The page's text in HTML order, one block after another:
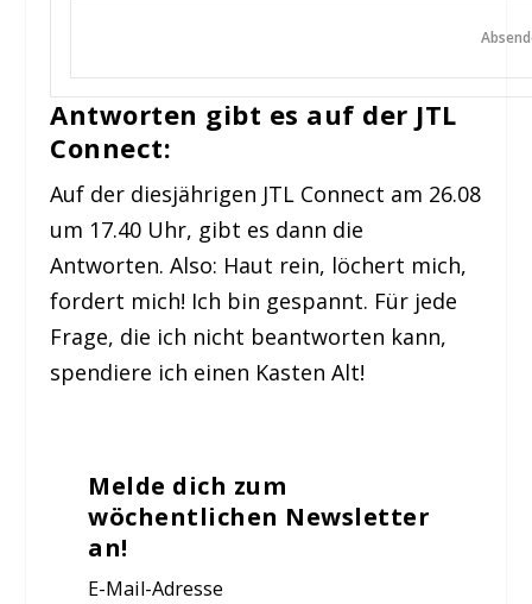
Antworten gibt es auf der JTL
Connect:
Auf der diesjährigen JTL Connect am 26.08
um 17.40 Uhr, gibt es dann die
Antworten. Also: Haut rein, löchert mich,
fordert mich! Ich bin gespannt. Für jede
Frage, die ich nicht beantworten kann,
spendiere ich einen Kasten Alt!
Melde dich zum
wöchentlichen Newsletter
an!
E-Mail-Adresse